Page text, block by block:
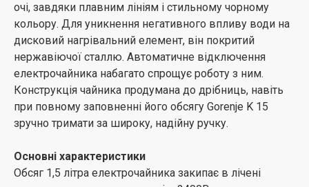
очі, завдяки плавним лініям і стильному чорному
кольору. Для уникнення негативного впливу води на
дисковий нагрівальний елемент, він покритий
нержавіючої сталлю. Автоматичне відключення
електрочайника набагато спрощує роботу з ним.
Конструкція чайника продумана до дрібниць, навіть
при повному заповненні його обсягу Gorenje K 15
зручно тримати за широку, надійну ручку.
Основні характеристики
Обсяг 1,5 літра електрочайника закипає в лічені